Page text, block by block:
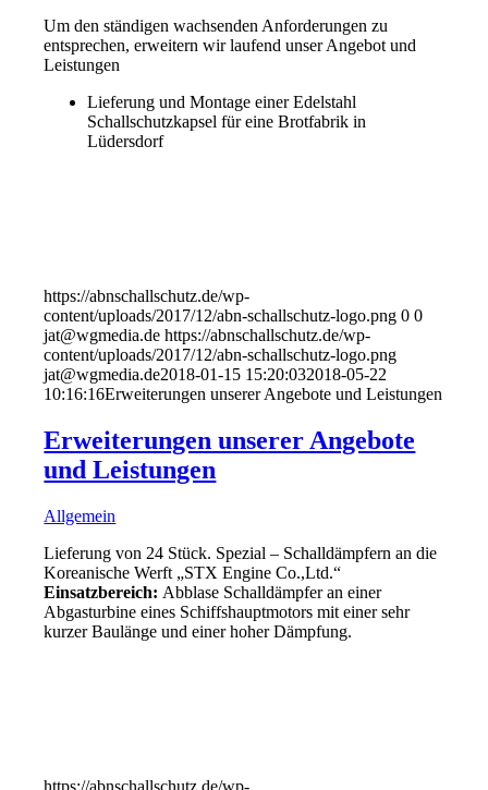
Um den ständigen wachsenden Anforderungen zu
entsprechen, erweitern wir laufend unser Angebot und
Leistungen
Lieferung und Montage einer Edelstahl
Schallschutzkapsel für eine Brotfabrik in
Lüdersdorf
https://abnschallschutz.de/wp-
content/uploads/2017/12/abn-schallschutz-logo.png 0 0
jat@wgmedia.de https://abnschallschutz.de/wp-
content/uploads/2017/12/abn-schallschutz-logo.png
jat@wgmedia.de2018-01-15 15:20:032018-05-22
10:16:16Erweiterungen unserer Angebote und Leistungen
Erweiterungen unserer Angebote
und Leistungen
Allgemein
Lieferung von 24 Stück. Spezial – Schalldämpfern an die
Koreanische Werft „STX Engine Co.,Ltd.“
Einsatzbereich: Abblase Schalldämpfer an einer
Abgasturbine eines Schiffshauptmotors mit einer sehr
kurzer Baulänge und einer hoher Dämpfung.
https://abnschallschutz.de/wp-